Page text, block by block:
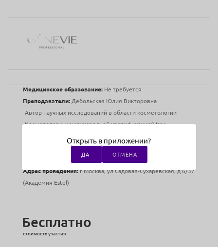
Медицинское образование: Не требуется
Преподаватели: Дебольская Юлия Викторовна
-Автор научных исследований в области косметологии
-Косметолог с международной квалификацией Itec
-Тренер призёров и победителей в профессиональных
чемпионатах различного уровня
Адрес проведения:г Москва, ул Садовая-Сухаревская, д 6/37
(Академия Estel)
Бесплатно
стоимость участия
Открыть в приложении?
ДА ОТМЕНА